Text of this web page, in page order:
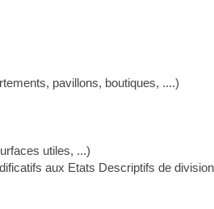
pavillons, boutiques, ....)
utiles, ...)
aux Etats Descriptifs de division